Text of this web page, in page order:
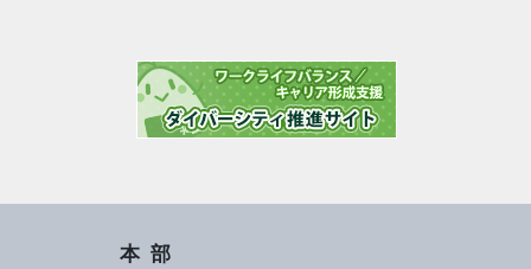
本部